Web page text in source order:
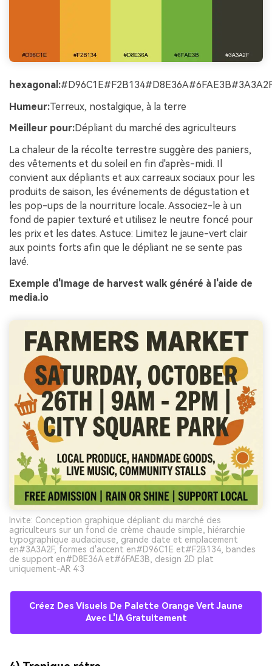
hexagonal:
Humeur:Terreux, nostalgique, à la terre
Meilleur pour:Dépliant du marché des agriculteurs
La chaleur de la récolte terrestre suggère des paniers,
des vêtements et du soleil en fin d'après-midi. Il
convient aux dépliants et aux carreaux sociaux pour les
produits de saison, les événements de dégustation et
les pop-ups de la nourriture locale. Associez-le à un
fond de papier texturé et utilisez le neutre foncé pour
les prix et les dates. Astuce: Limitez le jaune-vert clair
aux points forts afin que le dépliant ne se sente pas
lavé.
Exemple d'Image de harvest walk généré à l'aide de
media.io
Invite: Conception graphique dépliant du marché des
agriculteurs sur un fond de crème chaude simple, hiérarchie
typographique audacieuse, grande date et emplacement
en#3A3A2F, formes d'accent en#D96C1E et#F2B134, bandes
de support en#D8E36A et#6FAE3B, design 2D plat
uniquement-AR 4:3
Créez Des Visuels De Palette Orange Vert Jaune
Avec L'IA Gratuitement